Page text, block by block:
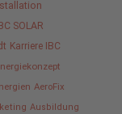
SOLAR
Karriere IBC
AeroFix
Ausbildung